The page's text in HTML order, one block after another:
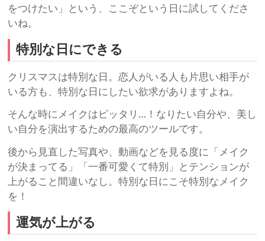
をつけたい」という、ここぞという日に試してくださ
いね。
特別な日にできる
クリスマスは特別な日。恋人がいる人も片思い相手が
いる方も、特別な日にしたい欲求がありますよね。
そんな時にメイクはピッタリ…！なりたい自分や、美し
い自分を演出するための最高のツールです。
後から見直した写真や、動画などを見る度に「メイク
が決まってる」「一番可愛くて特別」とテンションが
上がること間違いなし。特別な日にこそ特別なメイク
を！
運気が上がる